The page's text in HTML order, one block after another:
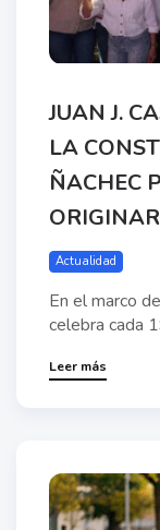
JUAN J.
LA
ÑACHEC
Actualidad
En el marco
celebra cada
Leer más